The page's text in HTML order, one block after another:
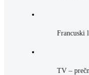
Francuski
TV –